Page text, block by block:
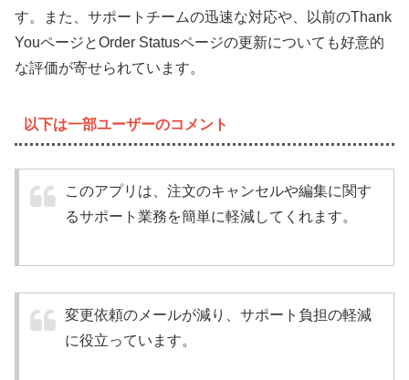
す。また、サポートチームの迅速な対応や、以前のThank
YouページとOrder Statusページの更新についても好意的
な評価が寄せられています。
以下は一部ユーザーのコメント
このアプリは、注文のキャンセルや編集に関す
るサポート業務を簡単に軽減してくれます。
変更依頼のメールが減り、サポート負担の軽減
に役立っています。